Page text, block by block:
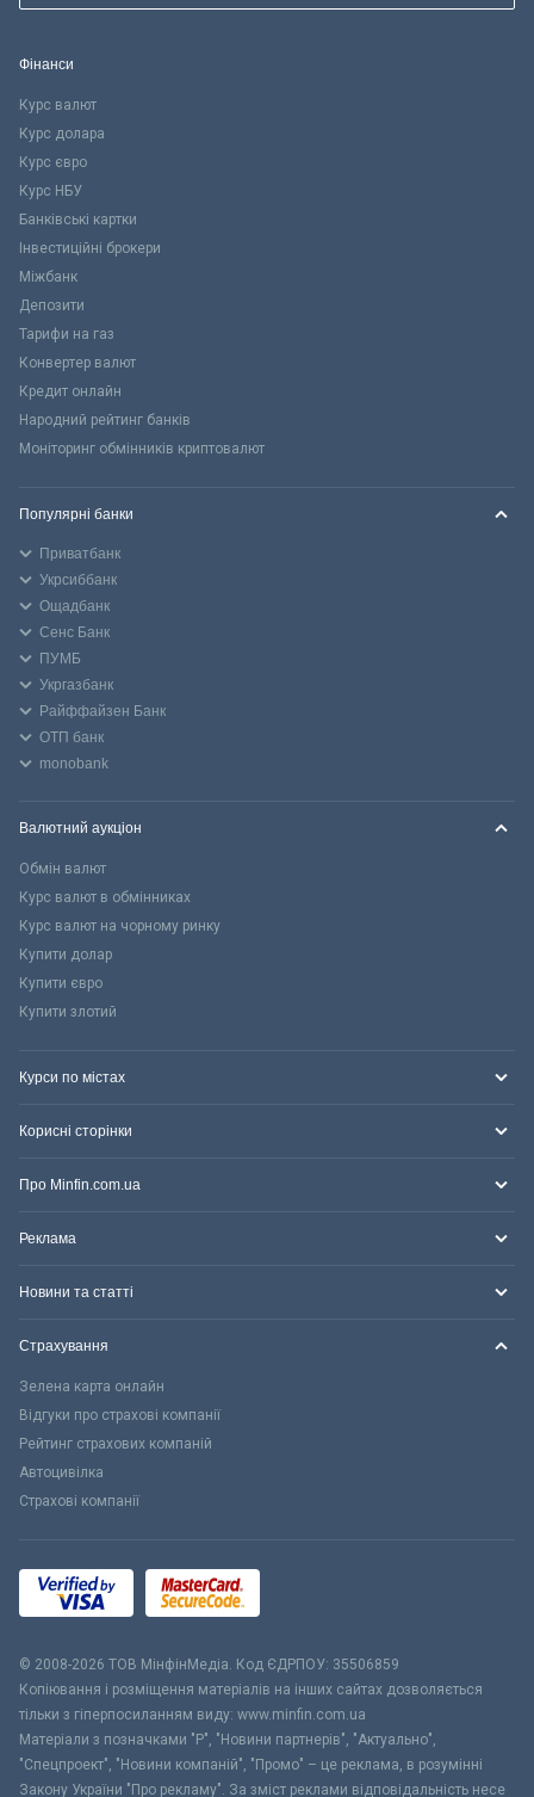
Фінанси
Курс валют
Курс долара
Курс євро
Курс НБУ
Банківські картки
Інвестиційні брокери
Міжбанк
Депозити
Тарифи на газ
Конвертер валют
Кредит онлайн
Народний рейтинг банків
Моніторинг обмінників криптовалют
Популярні банки
Приватбанк
Укрсиббанк
Ощадбанк
Сенс Банк
ПУМБ
Укргазбанк
Райффайзен Банк
ОТП банк
monobank
Валютний аукціон
Обмін валют
Курс валют в обмінниках
Курс валют на чорному ринку
Купити долар
Купити євро
Купити злотий
Курси по містах
Корисні сторінки
Про Minfin.com.ua
Реклама
Новини та статті
Страхування
Зелена карта онлайн
Відгуки про страхові компанії
Рейтинг страхових компаній
Автоцивілка
Страхові компанії
© 2008-2026 ТОВ МiнфiнМедiа. Код ЄДРПОУ: 35506859
Копіювання і розміщення матеріалів на інших сайтах дозволяється
тільки з гіперпосиланням виду: www.minfin.com.ua
Матеріали з позначками "Р", "Новини партнерів", "Актуально",
"Спецпроект", "Новини компаній", "Промо" – це реклама, в розумінні
Закону України "Про рекламу". За зміст реклами відповідальність несе